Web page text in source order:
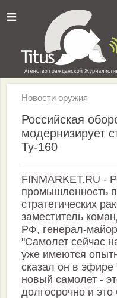
≡
Новости оружия
Российская
модернизирует
Ту-160
FINMARKET.RU -
промышленность
стратегических
заместитель
РФ, генерал-
"Самолет сейчас
уже имеются
сказал он в
новый самолет -
долгосрочно и